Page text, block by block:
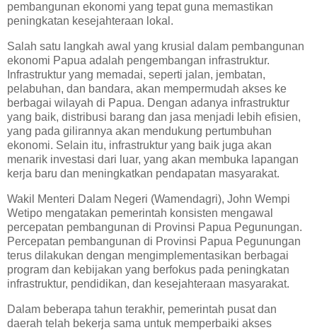
pembangunan ekonomi yang tepat guna memastikan
peningkatan kesejahteraan lokal.
Salah satu langkah awal yang krusial dalam pembangunan
ekonomi Papua adalah pengembangan infrastruktur.
Infrastruktur yang memadai, seperti jalan, jembatan,
pelabuhan, dan bandara, akan mempermudah akses ke
berbagai wilayah di Papua. Dengan adanya infrastruktur
yang baik, distribusi barang dan jasa menjadi lebih efisien,
yang pada gilirannya akan mendukung pertumbuhan
ekonomi. Selain itu, infrastruktur yang baik juga akan
menarik investasi dari luar, yang akan membuka lapangan
kerja baru dan meningkatkan pendapatan masyarakat.
Wakil Menteri Dalam Negeri (Wamendagri), John Wempi
Wetipo mengatakan pemerintah konsisten mengawal
percepatan pembangunan di Provinsi Papua Pegunungan.
Percepatan pembangunan di Provinsi Papua Pegunungan
terus dilakukan dengan mengimplementasikan berbagai
program dan kebijakan yang berfokus pada peningkatan
infrastruktur, pendidikan, dan kesejahteraan masyarakat.
Dalam beberapa tahun terakhir, pemerintah pusat dan
daerah telah bekerja sama untuk memperbaiki akses